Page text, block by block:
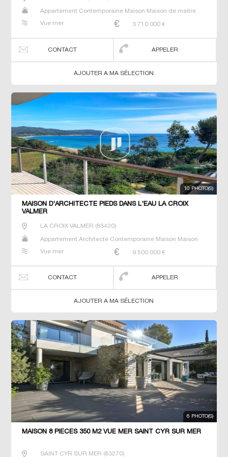
Appartement Contemporaine Maison Maison de maitre
Vue mer
3 710 000 €
CONTACT APPELER
AJOUTER A MA SÉLECTION
10 PHOTO(S)
MAISON D'ARCHITECTE PIEDS DANS L'EAU LA CROIX
VALMER
LA CROIX VALMER (83420)
Appartement Architecte Contemporaine Maison Maison
Vue mer
9 500 000 €
CONTACT APPELER
AJOUTER A MA SÉLECTION
6 PHOTO(S)
MAISON 8 PIECES 350 M2 VUE MER SAINT CYR SUR MER
SAINT CYR SUR MER (83270)